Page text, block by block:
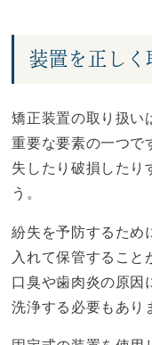
装置を正しく
矯正装置の取り扱い
重要な要素の一つで
失したり破損したり
う。
紛失を予防するため
入れて保管すること
口臭や歯肉炎の原因
洗浄する必要もあり